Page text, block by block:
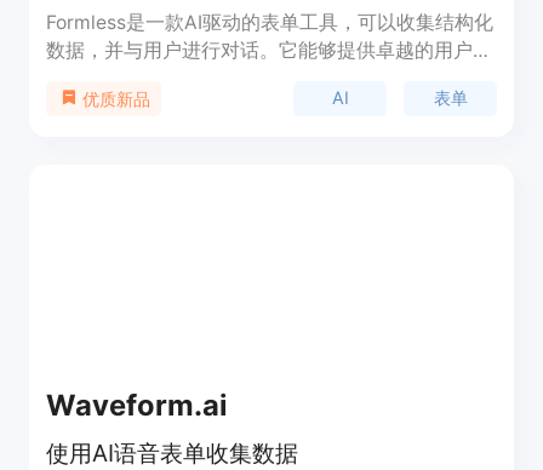
Formless是一款AI驱动的表单工具，可以收集结构化
数据，并与用户进行对话。它能够提供卓越的用户体
Formless支持120种语言，可以定制语音风格，适用
优质新品 AI 表单
Waveform.ai
使用AI语音表单收集数据